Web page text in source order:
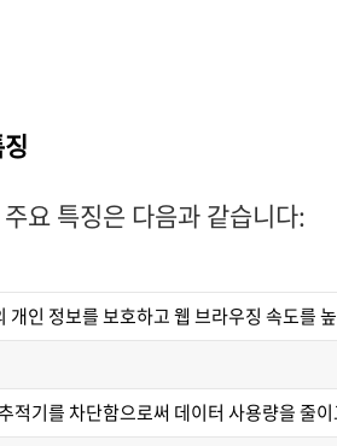
요 특징은 다음과 같습니다:
개인 정보를 보호하고 웹 브라우징 속도를
적기를 차단함으로써 데이터 사용량을 줄